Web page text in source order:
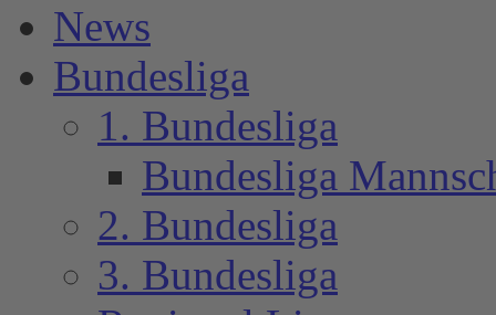
News
Bundesliga
1. Bundesliga
Bundesliga
2. Bundesliga
3. Bundesliga